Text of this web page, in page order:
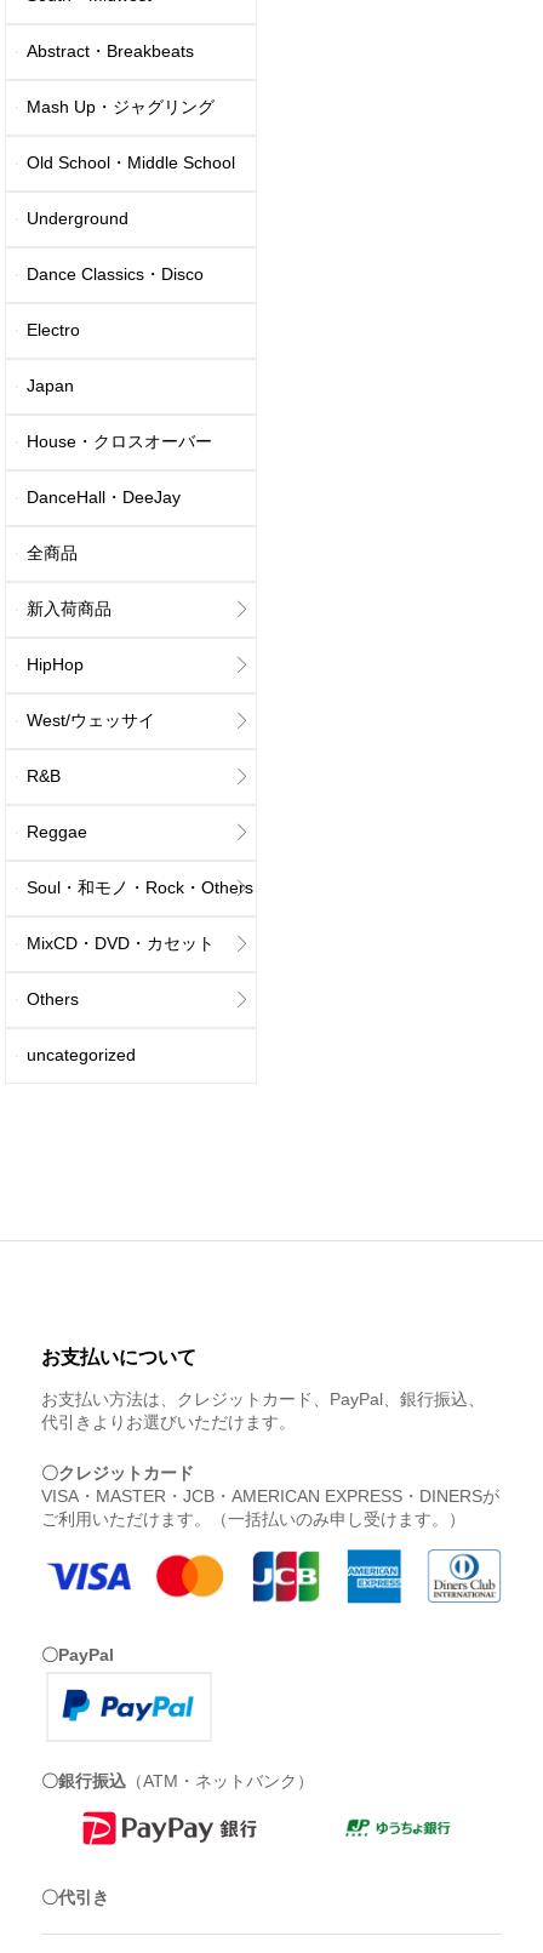
Abstract・Breakbeats
Mash Up・ジャグリング
Old School・Middle School
Underground
Dance Classics・Disco
Electro
Japan
House・クロスオーバー
DanceHall・DeeJay
全商品
新入荷商品
HipHop
West/ウェッサイ
R&B
Reggae
Soul・和モノ・Rock・Others
MixCD・DVD・カセット
Others
uncategorized
お支払いについて
お支払い方法は、クレジットカード、PayPal、銀行振込、
代引きよりお選びいただけます。
〇クレジットカード
VISA・MASTER・JCB・AMERICAN EXPRESS・DINERSが
ご利用いただけます。（一括払いのみ申し受けます。）
〇PayPal
〇銀行振込 （ATM・ネットバンク）
〇代引き